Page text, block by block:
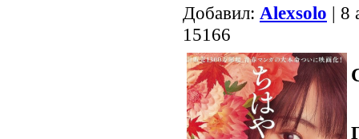
Добавил: Alexsolo | 8
15166